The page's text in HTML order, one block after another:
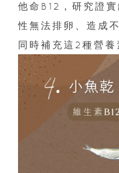
他命B12，研究證
性無法排卵、造成
同時補充這2種營養